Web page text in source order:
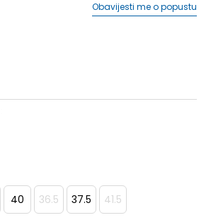
Obavijesti me o popustu
40 36.5 37.5 41.5